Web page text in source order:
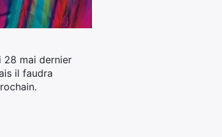
28 mai dernier
il faudra